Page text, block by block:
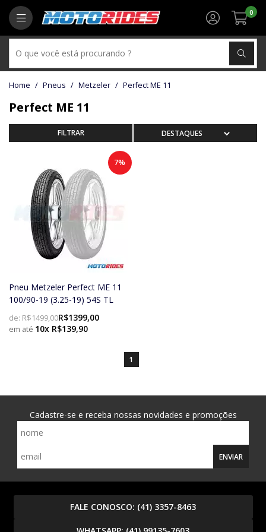
0
Pneus Metzeler Perfect ME 11
Perfect ME 11
Pneu Metzeler Perfect ME 11
100/90-19 (3.25-19) 54S TL
de: R$1499,00R$1399,00
10x R$139,90
7%
1
Cadastre-se e receba nossas novidades e promoções
ENVIAR
FALE CONOSCO: (41) 3357-8463